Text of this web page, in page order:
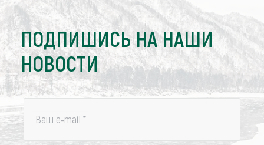
ПОДПИШИСЬ НА НАШИ
НОВОСТИ
Ваш e-mail *